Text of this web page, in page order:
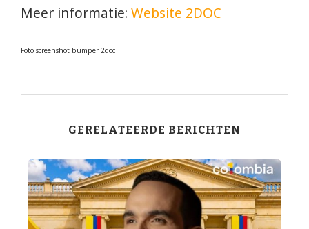
Meer informatie: Website 2DOC
Foto screenshot bumper 2doc
GERELATEERDE BERICHTEN